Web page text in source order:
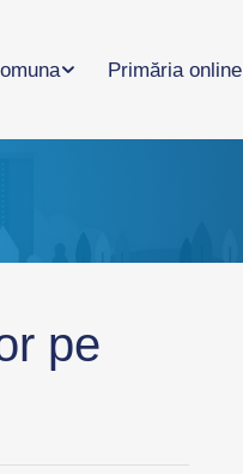
Primăria online
pe